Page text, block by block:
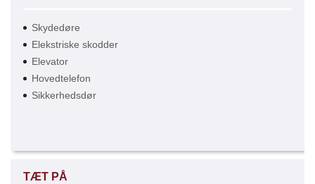
Skydedøre
Elekstriske skodder
Elevator
Hovedtelefon
Sikkerhedsdør
TÆT PÅ